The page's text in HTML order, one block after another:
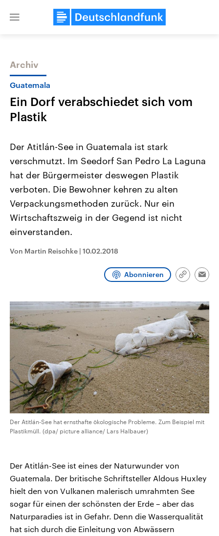
Close
Themen
Landtagswahl Sachsen-Anhalt
2026
Alle Informationen
Sachsen-Anhalt wählt am 6.
September 2026 einen neuen
Landtag. Seit 2021 wird das
Bundesland von einer Koalition aus
CDU, SPD und FDP regiert.-
Umfragen, Prognosen,
und Hintergründe zu den Parteien
und Kandidaten der anstehenden
Aktuelle Beiträge,
Hintergründe
Wirtschaftlich und
gehören die Vereinigten
den mächtigsten Ländern
mit großem Einfluss auf
Sendungen Programm
Archiv
Guatemala
Ein Dorf verabschiedet sich vom
Plastik
Der Atitlán-See in Guatemala ist stark
verschmutzt. Im Seedorf San Pedro La Laguna
hat der Bürgermeister deswegen Plastik
verboten. Die Bewohner kehren zu alten
Verpackungsmethoden zurück. Nur ein
Wirtschaftszweig in der Gegend ist nicht
einverstanden.
Von Martin Reischke | 10.02.2018
Abonnieren
Link
Der Atitlán-See hat ernsthafte ökologische Probleme. Zum Beispiel mit
Plastikmüll. (dpa/ picture alliance/ Lars Halbauer)
Der Atitlán-See ist eines der Naturwunder von
Guatemala. Der britische Schriftsteller Aldous Huxley
hielt den von Vulkanen malerisch umrahmten See
sogar für einen der schönsten der Erde – aber das
Naturparadies ist in Gefahr. Denn die Wasserqualität
hat sich durch die Einleitung von Abwässern